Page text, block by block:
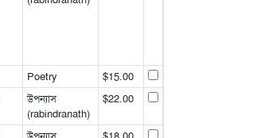
Poetry
$15.00
উপন্যাস
(rabindranath)
$22.00